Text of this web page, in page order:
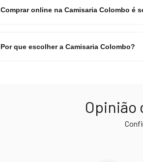
Comprar online na Camisaria Colombo é
Por que escolher a Camisaria Colombo?
Opinião